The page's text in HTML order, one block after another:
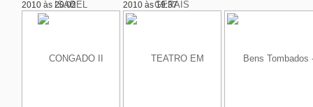
2010 às 20:02 2010 às 19:37